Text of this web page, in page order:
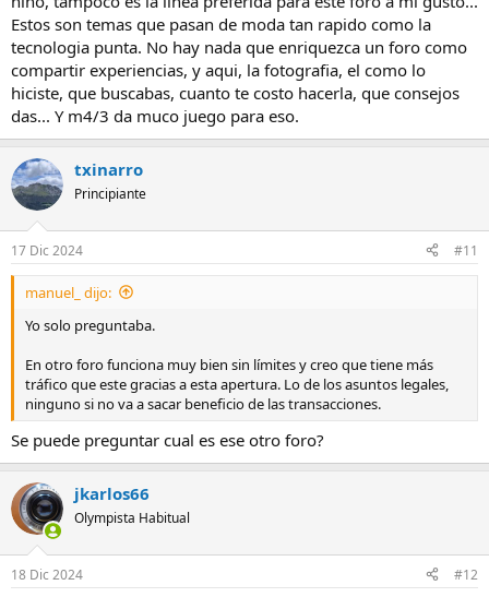
Estos son temas que pasan de moda tan rapido como la
tecnologia punta. No hay nada que enriquezca un foro como
compartir experiencias, y aqui, la fotografia, el como lo
hiciste, que buscabas, cuanto te costo hacerla, que consejos
das... Y m4/3 da muco juego para eso.
txinarro
Principiante
17 Dic 2024 #11
manuel_ dijo:
Yo solo preguntaba.
En otro foro funciona muy bien sin límites y creo que tiene más
tráfico que este gracias a esta apertura. Lo de los asuntos legales,
ninguno si no va a sacar beneficio de las transacciones.
Se puede preguntar cual es ese otro foro?
jkarlos66
Olympista Habitual
18 Dic 2024 #12